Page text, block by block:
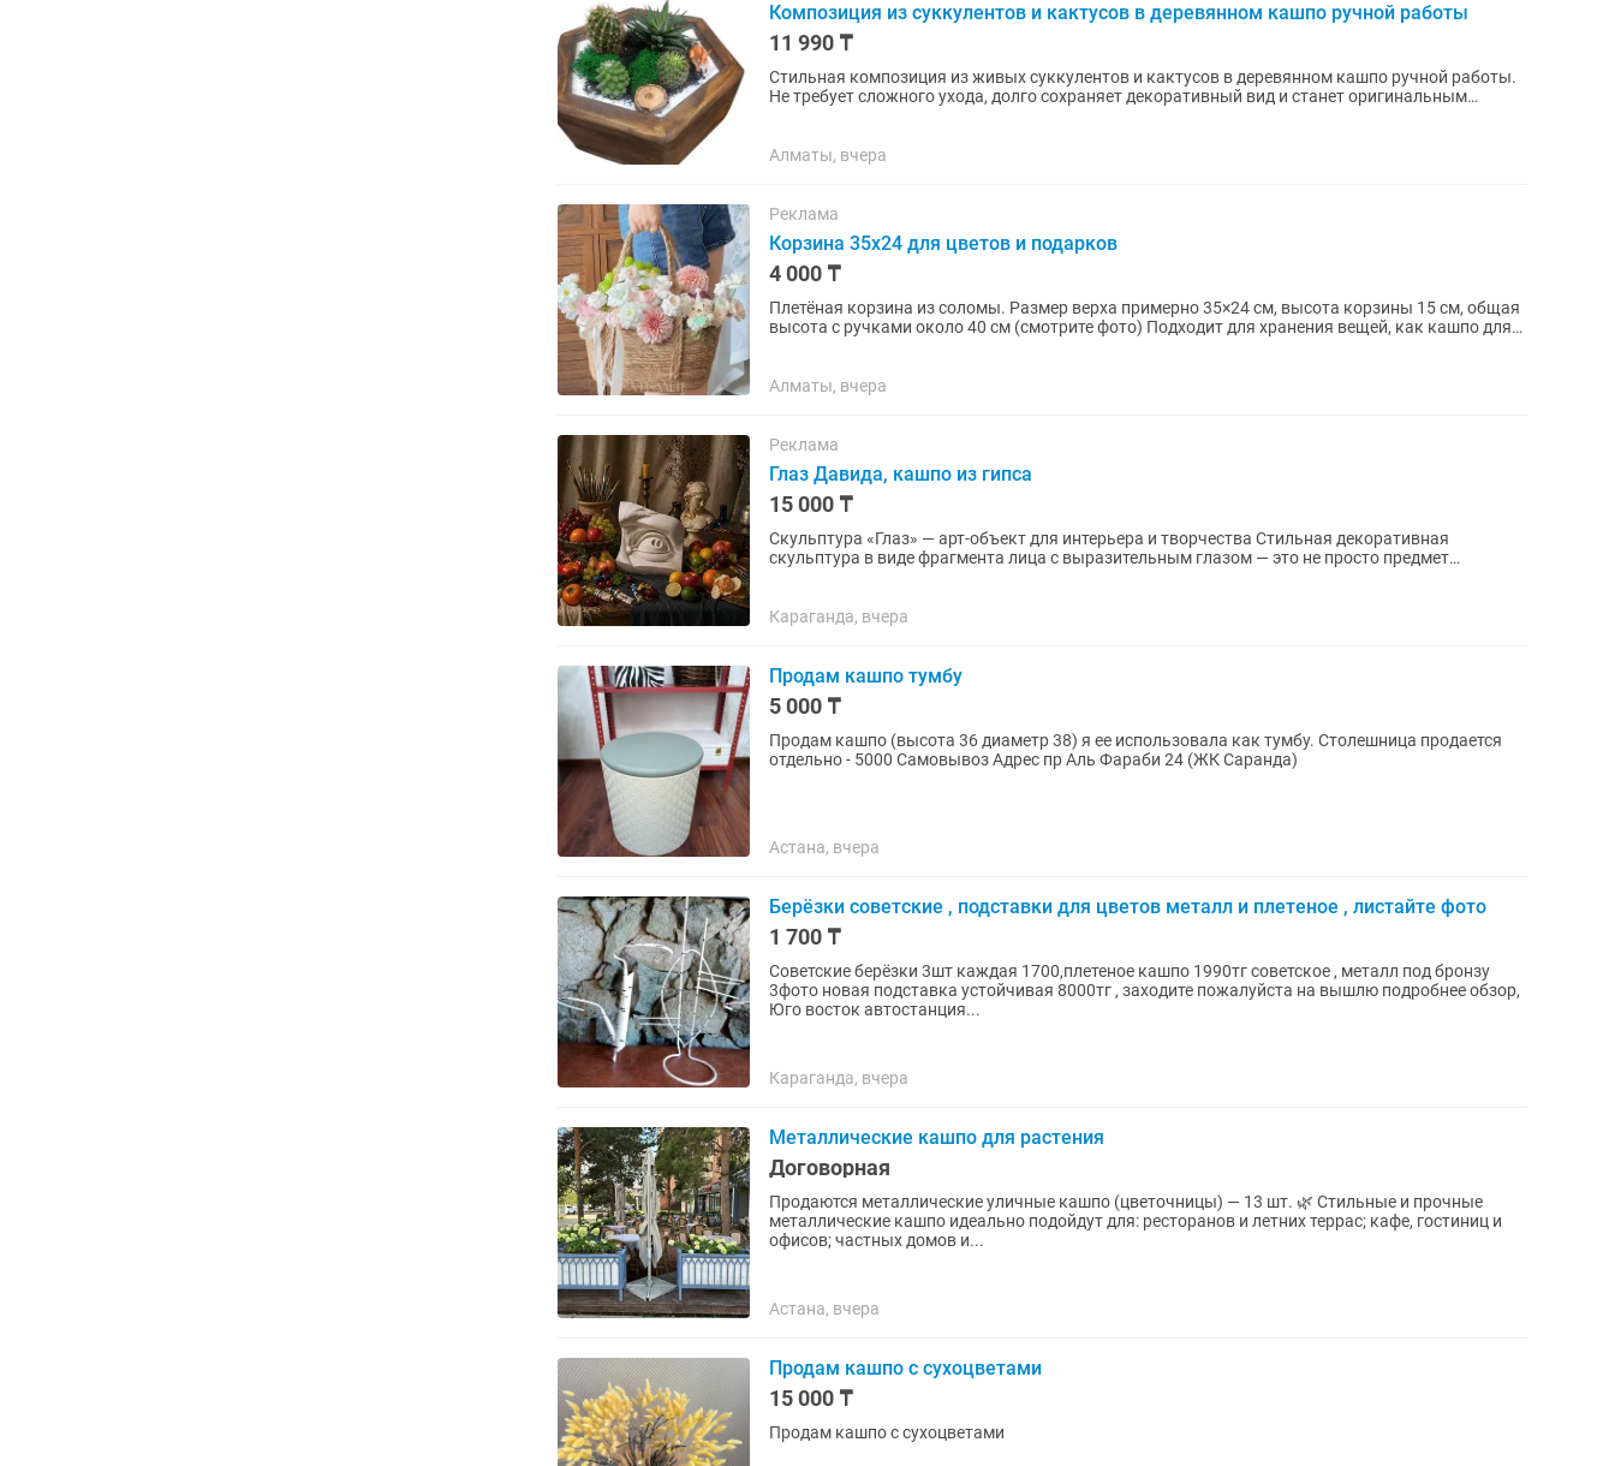
Композиция из суккулентов и кактусов в деревянном кашпо ручной работы
11 990 ₸
Стильная композиция из живых суккулентов и кактусов в деревянном кашпо ручной работы.
Не требует сложного ухода, долго сохраняет декоративный вид и станет оригинальным
Алматы, вчера
Реклама
Корзина 35х24 для цветов и подарков
4 000 ₸
Плетёная корзина из соломы. Размер верха примерно 35×24 см, высота корзины 15 см, общая
высота с ручками около 40 см (смотрите фото) Подходит для хранения вещей, как кашпо для
Алматы, вчера
Реклама
Глаз Давида, кашпо из гипса
15 000 ₸
Скульптура «Глаз» — арт-объект для интерьера и творчества Стильная декоративная
скульптура в виде фрагмента лица с выразительным глазом — это не просто предмет
Караганда, вчера
Продам кашпо тумбу
5 000 ₸
Продам кашпо (высота 36 диаметр 38) я ее использовала как тумбу. Столешница продается
отдельно - 5000 Самовывоз Адрес пр Аль Фараби 24 (ЖК Саранда)
Астана, вчера
Берёзки советские , подставки для цветов металл и плетеное , листайте фото
1 700 ₸
Советские берёзки 3шт каждая 1700,плетеное кашпо 1990тг советское , металл под бронзу
3фото новая подставка устойчивая 8000тг , заходите пожалуйста на вышлю подробнее обзор,
Юго восток автостанция...
Караганда, вчера
Металлические кашпо для растения
Договорная
Продаются металлические уличные кашпо (цветочницы) — 13 шт. 🌿 Стильные и прочные
металлические кашпо идеально подойдут для: ресторанов и летних террас; кафе, гостиниц и
офисов; частных домов и...
Астана, вчера
Продам кашпо с сухоцветами
15 000 ₸
Продам кашпо с сухоцветами